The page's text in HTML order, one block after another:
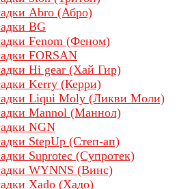
Abro (Абро)
BG
Fenom (Феном)
FORSAN
Hi gear (Хай Гир)
Kerry (Керри)
Liqui Moly (Ликви Моли)
Mannol (Маннол)
NGN
StepUp (Степ-ап)
Suprotec (Супротек)
WYNNS (Винс)
Xado (Хадо)